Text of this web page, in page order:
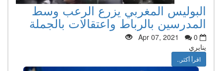
البوليس المغربي يزرع الرعب وسط
المدرسين بالرباط واعتقالات بالجملة
Apr 07, 2021
0
ينايري
اقرأ أكثر..